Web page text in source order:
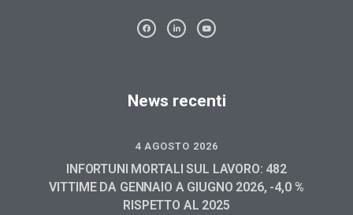
News recenti
4 AGOSTO 2026
INFORTUNI MORTALI SUL LAVORO: 482
VITTIME DA GENNAIO A GIUGNO 2026, -4,0 %
RISPETTO AL 2025